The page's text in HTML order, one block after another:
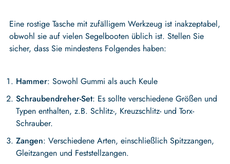
Eine rostige Tasche mit zufälligem Werkzeug ist inakzeptabel,
obwohl sie auf vielen Segelbooten üblich ist. Stellen Sie
sicher, dass Sie mindestens Folgendes haben:
Hammer: Sowohl Gummi als auch Keule
Schraubendreher-Set: Es sollte verschiedene Größen und
Typen enthalten, z.B. Schlitz-, Kreuzschlitz- und Torx-
Schrauber.
Zangen: Verschiedene Arten, einschließlich Spitzzangen,
Gleitzangen und Feststellzangen.